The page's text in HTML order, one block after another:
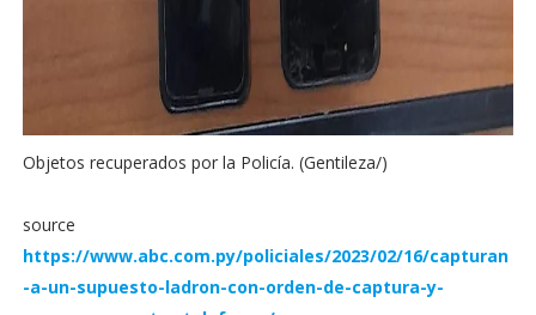
Objetos recuperados por la Policía. (Gentileza/)
source
https://www.abc.com.py/policiales/2023/02/16/capturan
-a-un-supuesto-ladron-con-orden-de-captura-y-